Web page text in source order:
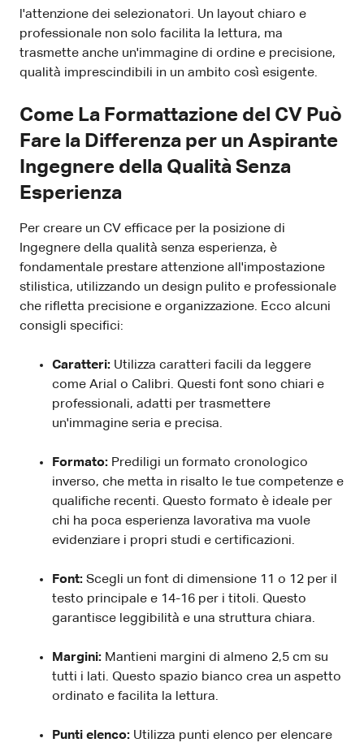
l'attenzione dei selezionatori. Un layout chiaro e
professionale non solo facilita la lettura, ma
trasmette anche un'immagine di ordine e precisione,
qualità imprescindibili in un ambito così esigente.
Come La Formattazione del CV Può
Fare la Differenza per un Aspirante
Ingegnere della Qualità Senza
Esperienza
Per creare un CV efficace per la posizione di
Ingegnere della qualità senza esperienza, è
fondamentale prestare attenzione all'impostazione
stilistica, utilizzando un design pulito e professionale
che rifletta precisione e organizzazione. Ecco alcuni
consigli specifici:
Caratteri: Utilizza caratteri facili da leggere
come Arial o Calibri. Questi font sono chiari e
professionali, adatti per trasmettere
un'immagine seria e precisa.
Formato: Prediligi un formato cronologico
inverso, che metta in risalto le tue competenze e
qualifiche recenti. Questo formato è ideale per
chi ha poca esperienza lavorativa ma vuole
evidenziare i propri studi e certificazioni.
Font: Scegli un font di dimensione 11 o 12 per il
testo principale e 14-16 per i titoli. Questo
garantisce leggibilità e una struttura chiara.
Margini: Mantieni margini di almeno 2,5 cm su
tutti i lati. Questo spazio bianco crea un aspetto
ordinato e facilita la lettura.
Punti elenco: Utilizza punti elenco per elencare